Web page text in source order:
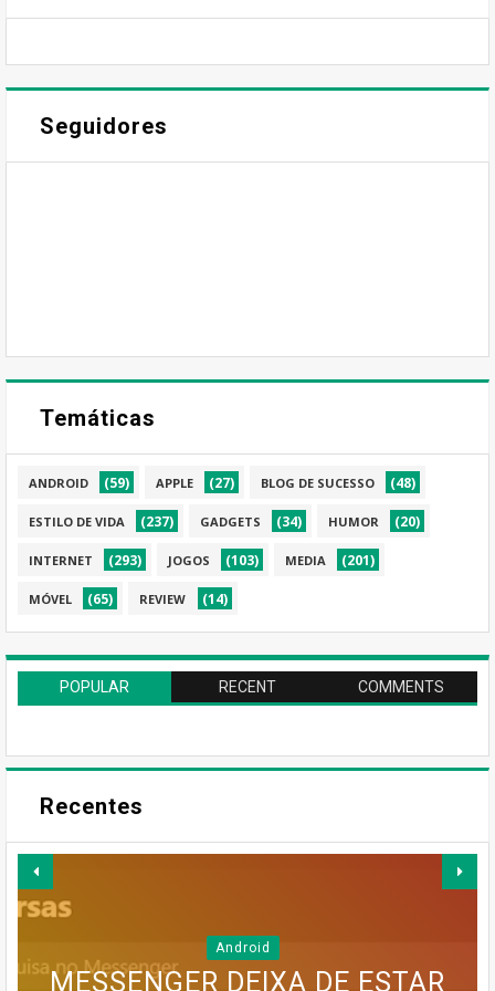
Seguidores
Temáticas
ANDROID (59) APPLE (27) BLOG DE SUCESSO (48)
ESTILO DE VIDA (237) GADGETS (34) HUMOR (20)
INTERNET (293) JOGOS (103) MEDIA (201)
MÓVEL (65) REVIEW (14)
POPULAR RECENT COMMENTS
Recentes
Android
MESSENGER DEIXA DE ESTAR